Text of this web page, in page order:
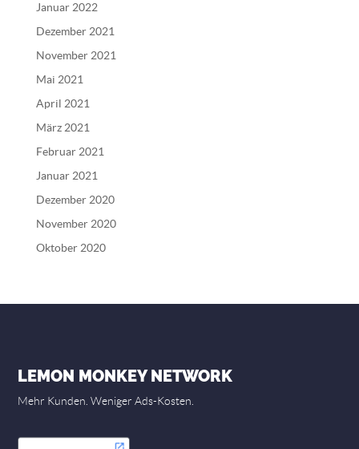
Januar 2022
Dezember 2021
November 2021
Mai 2021
April 2021
März 2021
Februar 2021
Januar 2021
Dezember 2020
November 2020
Oktober 2020
LEMON MONKEY NETWORK
Mehr Kunden. Weniger Ads-Kosten.